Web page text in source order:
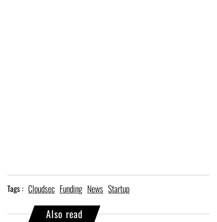
Tags : Cloudsec Funding News Startup
Also read